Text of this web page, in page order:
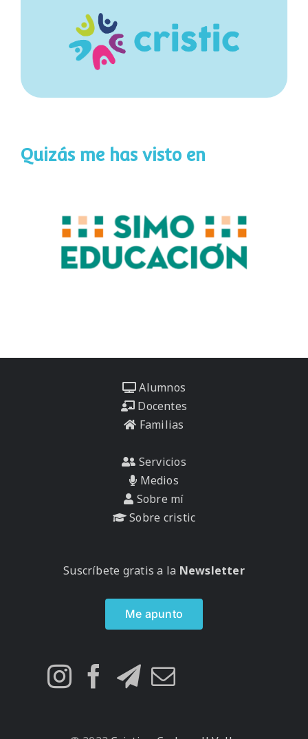
Quizás me has visto en
Alumnos
Docentes
Familias
Servicios
Medios
Sobre mí
Sobre cristic
Suscríbete gratis a la Newsletter
Me apunto